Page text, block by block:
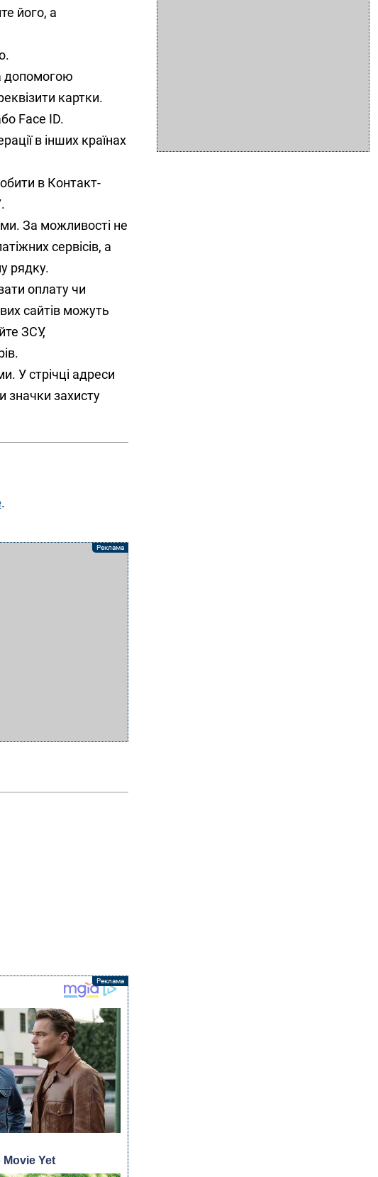
його, а
допомогою
картки.
Face ID.
в інших країнах
в Контакт-
За можливості не
сервісів, а
рядку.
оплату чи
сайтів можуть
ЗСУ,
У стрічці адреси
значки захисту
.